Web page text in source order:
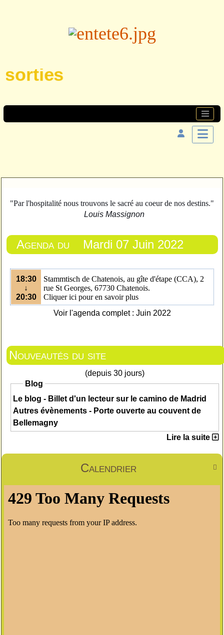

Calendrier
"Par l'hospitalité nous trouvons le sacré au coeur de nos destins."
Louis Massignon
Agenda du Mardi 07 Juin 2022
18:30
↓
20:30
Stammtisch de Chatenois, au gîte d'étape (CCA), 2
rue St Georges, 67730 Chatenois.
Cliquer ici pour en savoir plus
Voir l'agenda complet : Juin 2022
Nouveautés du site
(depuis 30 jours)
Blog
Le blog - Billet d'un lecteur sur le camino de Madrid
Autres évènements - Porte ouverte au couvent de
Bellemagny
Lire la suite